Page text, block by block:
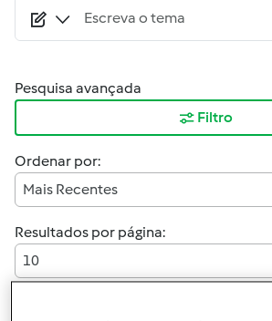
Pesquisa avançada
Filtro
Ordenar por:
Mais Recentes
Resultados por página:
10